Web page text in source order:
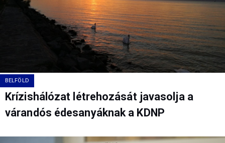
BELFÖLD
Krízishálózat létrehozását javasolja a
várandós édesanyáknak a KDNP